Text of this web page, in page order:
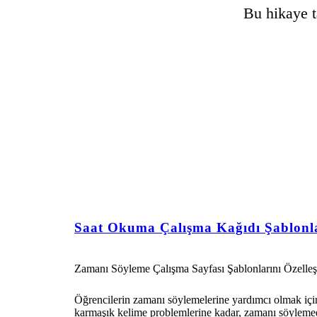
Bu hikaye
Saat Okuma Çalışma Kağıdı
Zamanı Söyleme Çalışma Sayfası Şablonlarını
Öğrencilerin zamanı söylemelerine yardımcı olmak
karmaşık kelime problemlerine kadar, zamanı